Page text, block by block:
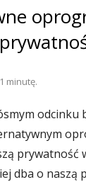
minutę.
odcinku
prywatność
dba o naszą